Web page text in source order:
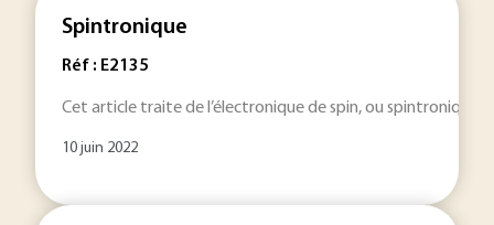
Spintronique
Réf : E2135
Cet article traite de l’électronique de spin, ou spintronique,
10 juin 2022